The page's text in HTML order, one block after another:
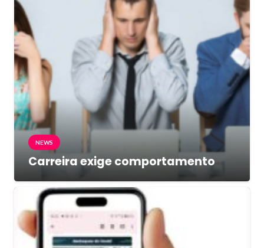
NEWS
Carreira exige comportamento